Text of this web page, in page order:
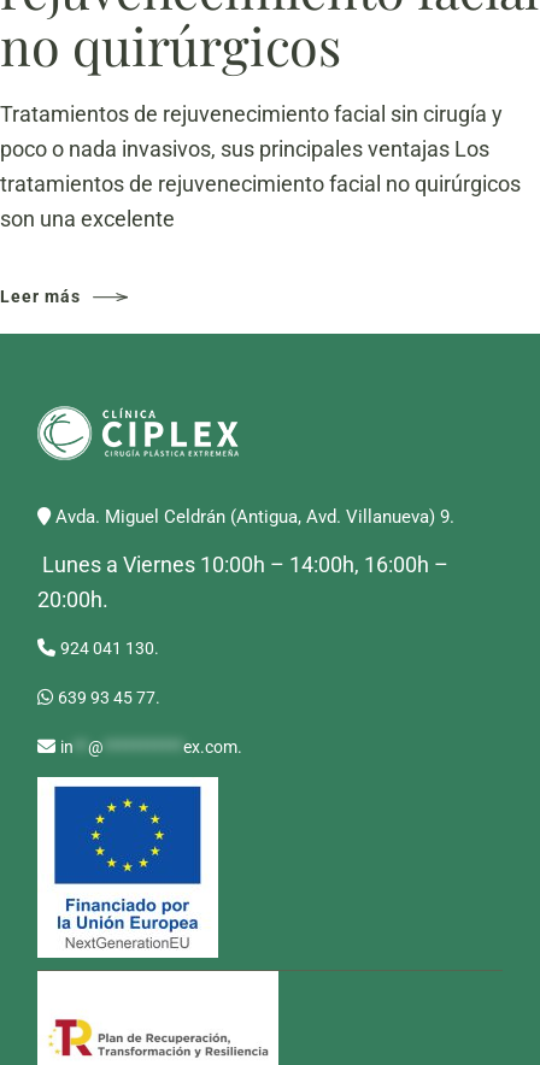
no quirúrgicos
Tratamientos de rejuvenecimiento facial sin cirugía y
poco o nada invasivos, sus principales ventajas Los
tratamientos de rejuvenecimiento facial no quirúrgicos
son una excelente
Leer más
Avda. Miguel Celdrán (Antigua, Avd. Villanueva) 9.
Lunes a Viernes 10:00h – 14:00h, 16:00h –
20:00h.
924 041 130.
639 93 45 77.
in **@ ***********ex.com.